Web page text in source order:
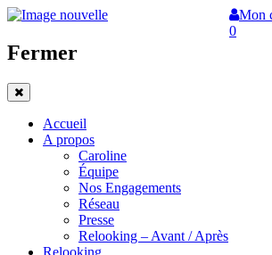
Mon
0
Fermer
Accueil
A propos
Caroline
Équipe
Nos Engagements
Réseau
Presse
Relooking – Avant / Après
Relooking